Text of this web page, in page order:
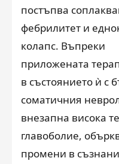
постъпва с
фебрилитет и
колапс. Въпреки
приложената
в състоянието ѝ с
соматичния
внезапна висока
главоболие,
промени в